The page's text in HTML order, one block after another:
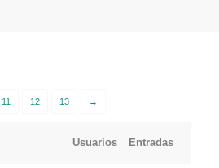
11 12 13 →
Usuarios Entradas